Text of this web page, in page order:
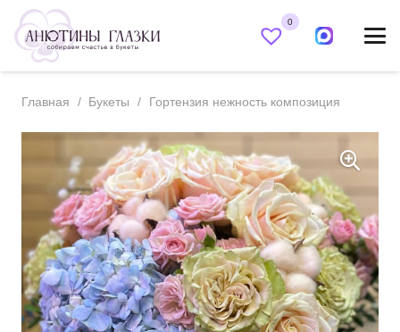
0
Главная / Букеты / Гортензия нежность композиция